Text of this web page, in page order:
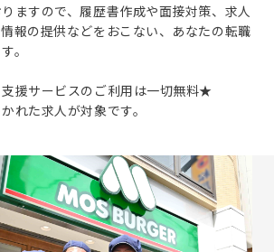
ますので、履歴書作成や面接対策、求人
報の提供などをおこない、あなたの転職
。
援サービスのご利用は一切無料★
れた求人が対象です。